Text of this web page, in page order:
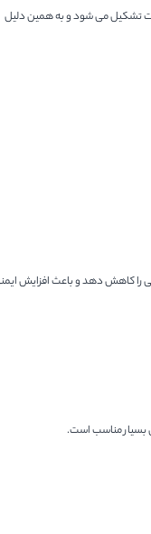
تشکیل می شود و به همین دلیل
را کاهش دهد و باعث افزایش
بسیار مناسب است.